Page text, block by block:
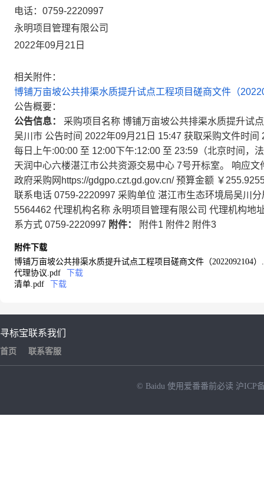
电话： 0759-2220997
永明项目管理有限公司
2022年09月21日
相关附件：
博铺万亩坡公共排渠水质提升试点工程项目磋商文件（
公告概要：
公告信息：
采购项目名称 博铺万亩坡公共排渠水质提升试
吴川市 公告时间 2022年09月21日 15:47 获取采购文件时
每日上午:00:00 至 12:00下午:12:00 至 23:59（北京时间，
天润中心六楼湛江市公共资源交易中心 7号开标室。 响应
政府采购网https://gdgpo.czt.gd.gov.cn/ 预算金额 ￥
联系电话 0759-2220997 采购单位 湛江市生态环境局吴川
5564462 代理机构名称 永明项目管理有限公司 代理机构地
系方式 0759-2220997 附件： 附件1 附件2 附件3
附件下载
博铺万亩坡公共排渠水质提升试点工程项目磋商文件（2022092104）
代理协议.pdf
下载
清单.pdf
下载
寻标宝
首页
联系我们
联系客服
© Baidu 使用爱番番前必读 沪ICP